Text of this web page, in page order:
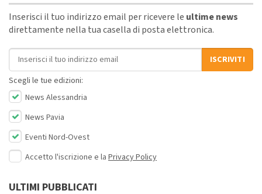
Inserisci il tuo indirizzo email per ricevere le ultime news
direttamente nella tua casella di posta elettronica.
Indirizzo email
ISCRIVITI
Scegli le tue edizioni:
News Alessandria
News Pavia
Eventi Nord-Ovest
Accetto l'iscrizione e la Privacy Policy
ULTIMI PUBBLICATI